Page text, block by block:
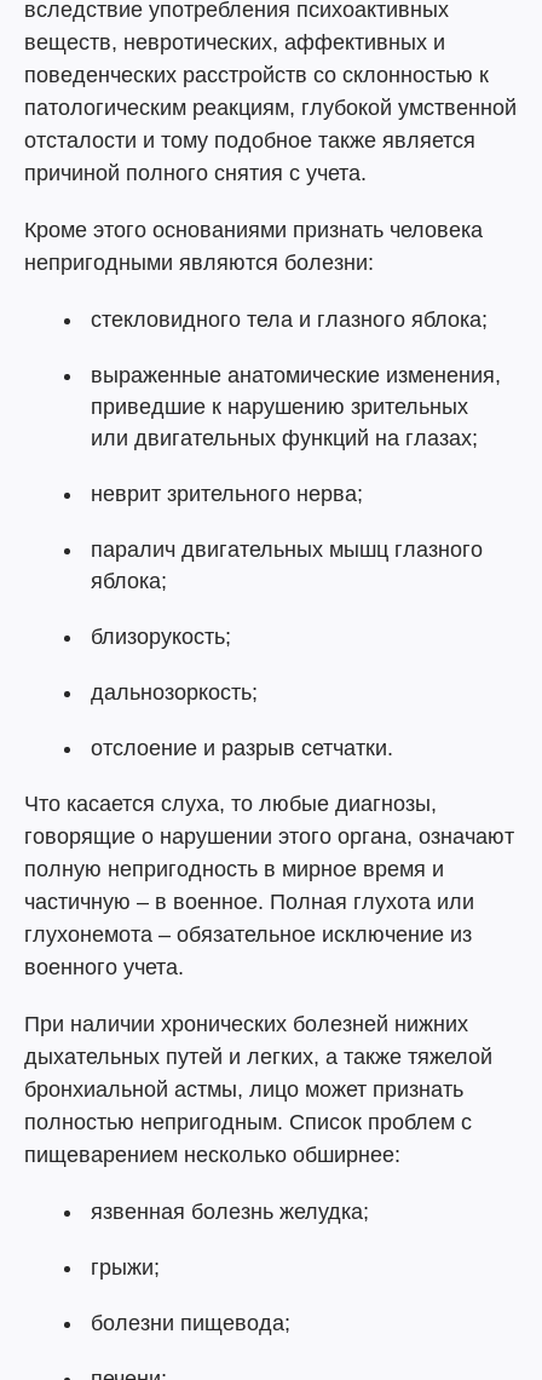
вследствие употребления психоактивных
веществ, невротических, аффективных и
поведенческих расстройств со склонностью к
патологическим реакциям, глубокой умственной
отсталости и тому подобное также является
причиной полного снятия с учета.
Кроме этого основаниями признать человека
непригодными являются болезни:
стекловидного тела и глазного яблока;
выраженные анатомические изменения,
приведшие к нарушению зрительных
или двигательных функций на глазах;
неврит зрительного нерва;
паралич двигательных мышц глазного
яблока;
близорукость;
дальнозоркость;
отслоение и разрыв сетчатки.
Что касается слуха, то любые диагнозы,
говорящие о нарушении этого органа, означают
полную непригодность в мирное время и
частичную – в военное. Полная глухота или
глухонемота – обязательное исключение из
военного учета.
При наличии хронических болезней нижних
дыхательных путей и легких, а также тяжелой
бронхиальной астмы, лицо может признать
полностью непригодным. Список проблем с
пищеварением несколько обширнее:
язвенная болезнь желудка;
грыжи;
болезни пищевода;